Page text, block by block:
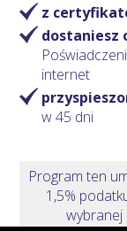
z
dostaniesz
internet
w 45 dni
Program ten
1,5%
wybranej